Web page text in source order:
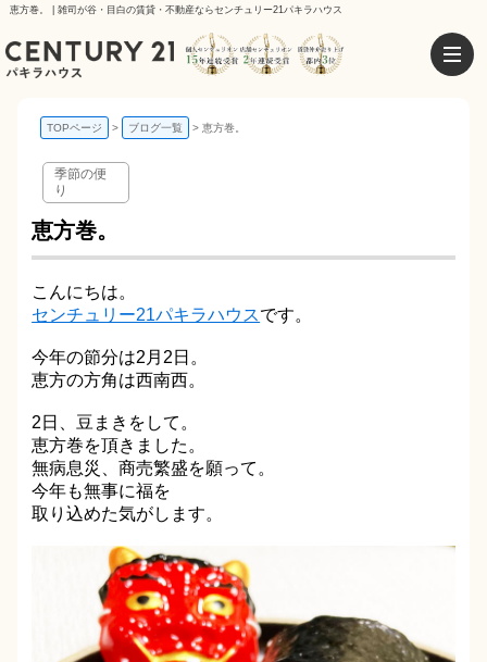
恵方巻。 | 雑司が谷・目白の賃貸・不動産ならセンチュリー21パキラハウス
TOPページ ブログ一覧 恵方巻。
季節の便
り
恵方巻。
こんにちは。
センチュリー21パキラハウスです。
今年の節分は2月2日。
恵方の方角は西南西。
2日、豆まきをして。
恵方巻を頂きました。
無病息災、商売繁盛を願って。
今年も無事に福を
取り込めた気がします。